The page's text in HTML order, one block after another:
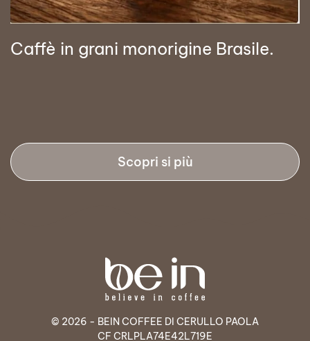
Caffè in grani monorigine Brasile.
Scopri si più
© 2026 - BEIN COFFEE DI CERULLO PAOLA
CF CRLPLA74E42L719E